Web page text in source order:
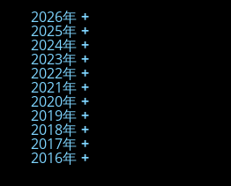
2026年
2025年
2024年
2023年
2022年
2021年
2020年
2019年
2018年
2017年
2016年